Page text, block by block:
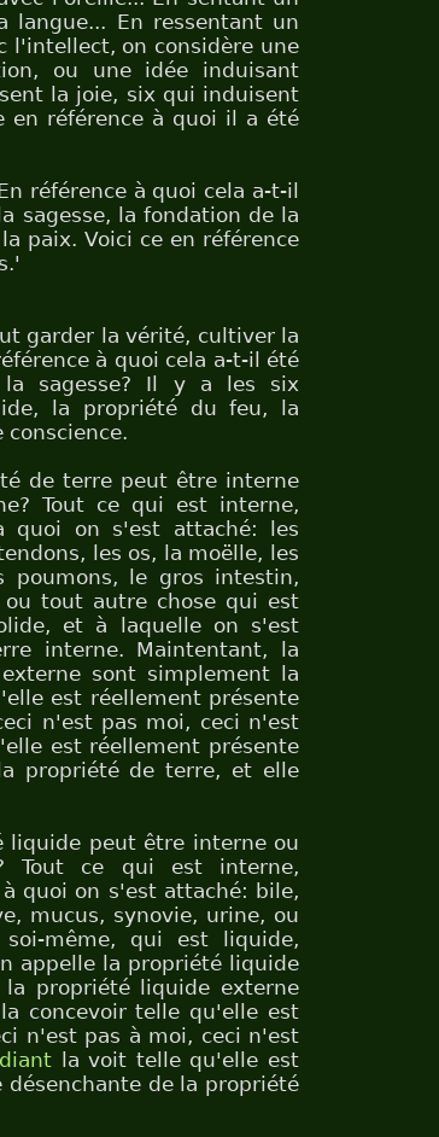
langue... En ressentant un
l'intellect, on considère une
ou une idée induisant
la joie, six qui induisent
référence à quoi il a été
référence à quoi cela a-t-il
sagesse, la fondation de la
paix. Voici ce en référence
garder la vérité, cultiver la
à quoi cela a-t-il été
la sagesse? Il y a les six
la propriété du feu, la
de terre peut être interne
Tout ce qui est interne,
quoi on s'est attaché: les
les os, la moëlle, les
le gros intestin,
tout autre chose qui est
et à laquelle on s'est
interne. Maintentant, la
sont simplement la
est réellement présente
n'est pas moi, ceci n'est
est réellement présente
propriété de terre, et elle
liquide peut être interne ou
Tout ce qui est interne,
quoi on s'est attaché: bile,
mucus, synovie, urine, ou
même, qui est liquide,
appelle la propriété liquide
propriété liquide externe
concevoir telle qu'elle est
n'est pas à moi, ceci n'est
la voit telle qu'elle est
désenchante de la propriété